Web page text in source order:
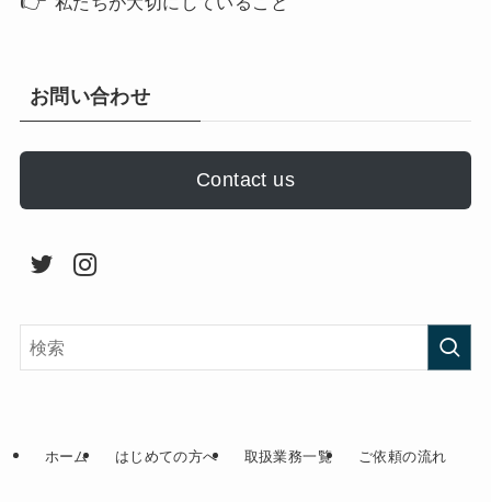
お問い合わせ
Contact us
ホーム はじめての方へ 取扱業務一覧 ご依頼の流れ